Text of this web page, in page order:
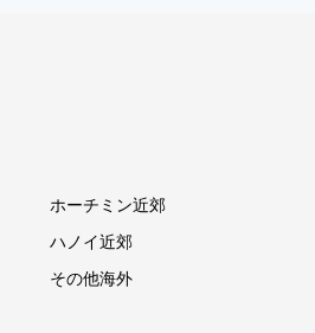
ホーチミン近郊
ハノイ近郊
その他海外